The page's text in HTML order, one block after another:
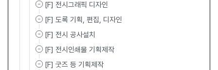
[F] 전시그래픽 디자인
[F] 도록 기획, 편집, 디자인
[F] 전시 공사설치
[F] 전시인쇄물 기획제작
[F] 굿즈 등 기획제작